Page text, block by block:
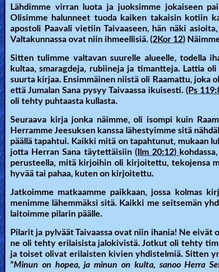
Hell
Prayer
Bible/Study
Jesus
Warfare
Revelations
Testimonies
Lähdimme virran luota ja juoksimme jokaiseen
Olisimme halunneet tuoda kaiken takaisin kotiin
apostoli Paavali vietiin Taivaaseen, hän näki
Valtakunnassa ovat niin ihmeellisiä. (2Kor 12)
Sitten tulimme valtavan suurelle alueelle, todella
kultaa, smaragdeja, rubiineja ja timantteja. Lattia
suurta kirjaa. Ensimmäinen niistä oli Raamattu, joka
että Jumalan Sana pysyy Taivaassa ikuisesti. (Ps
oli tehty puhtaasta kullasta.
Seuraava kirja jonka näimme, oli isompi kuin
Herramme Jeesuksen kanssa lähestyimme sitä
päällä tapahtui. Kaikki mitä on tapahtunut, mukaan
jotta Herran Sana täytettäisiin (Ilm 20:12)
perusteella, mitä kirjoihin oli kirjoitettu, tekojensa
hyvää tai pahaa, kuten on kirjoitettu.
Jatkoimme matkaamme paikkaan, jossa kolmas
menimme lähemmäksi sitä. Kaikki me seitsemän
laitoimme pilarin päälle.
Pilarit ja pylväät Taivaassa ovat niin ihania! Ne
ne oli tehty erilaisista jalokivistä. Jotkut oli tehty
ja toiset olivat erilaisten kivien yhdistelmiä. Sitten
”Minun on hopea, ja minun on kulta, sanoo Herra